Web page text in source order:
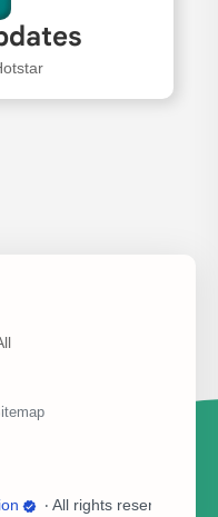
‧ All rights reserved.